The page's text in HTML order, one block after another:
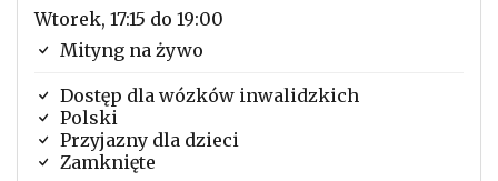
Wtorek, 17:15 do 19:00
Mityng na żywo
Dostęp dla wózków inwalidzkich
Polski
Przyjazny dla dzieci
Zamknięte